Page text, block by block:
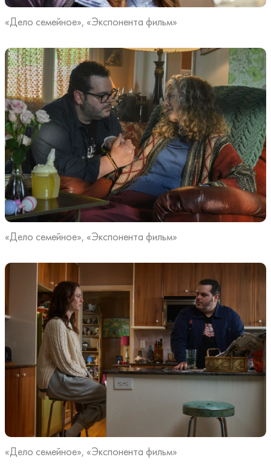
«Дело семейное», «Экспонента фильм»
«Дело семейное», «Экспонента фильм»
«Дело семейное», «Экспонента фильм»